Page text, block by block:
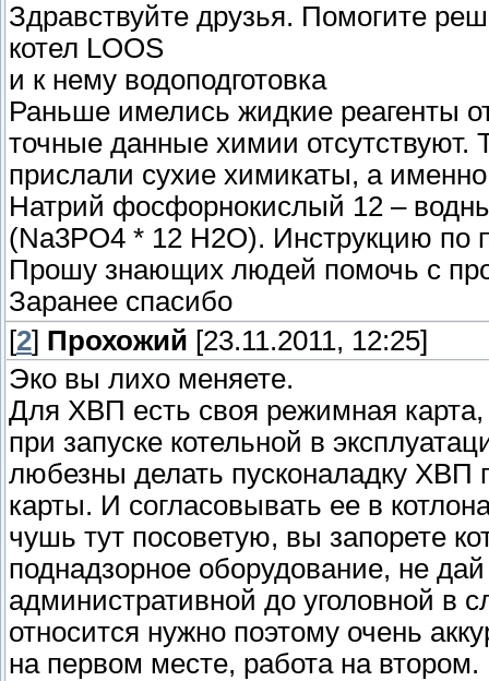
Здравствуйте друзья. Помогите
котел LOOS
и к нему водоподготовка
Раньше имелись жидкие реагенты
точные данные химии отсутствуют.
прислали сухие химикаты, а
Натрий фосфорнокислый 12 –
(Na3PO4 * 12 H2O). Инструкцию по
Прошу знающих людей помочь с
Заранее спасибо
[2] Прохожий [23.11.2011, 12:25]
Эко вы лихо меняете.
Для ХВП есть своя режимная карта,
при запуске котельной в
любезны делать пусконаладку ХВП
карты. И согласовывать ее в
чушь тут посоветую, вы запорете
поднадзорное оборудование, не дай
административной до уголовной в
относится нужно поэтому очень
на первом месте, работа на втором.